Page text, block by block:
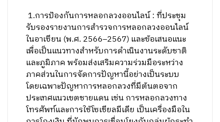
1.การป้องกันการหลอกลวงออนไลน์ : ที่ประชุม
รับรองรายงานการสำรวจการหลอกลวงออนไลน์
ในอาเซียน (พ.ศ. 2566–2567) และข้อเสนอแนะ
เพื่อเป็นแนวทางสำหรับการดำเนินงานระดับชาติ
และภูมิภาค พร้อมส่งเสริมความร่วมมือระหว่าง
ภาคส่วนในการจัดการปัญหานี้อย่างเป็นระบบ
โดยเฉพาะปัญหาการหลอกลวงที่มีต้นตอจาก
ประเทศแนวเขตชายแดน เช่น การหลอกลวงทาง
โทรศัพท์และการใช้โซเชียลมีเดีย เป็นเครื่องมือใน